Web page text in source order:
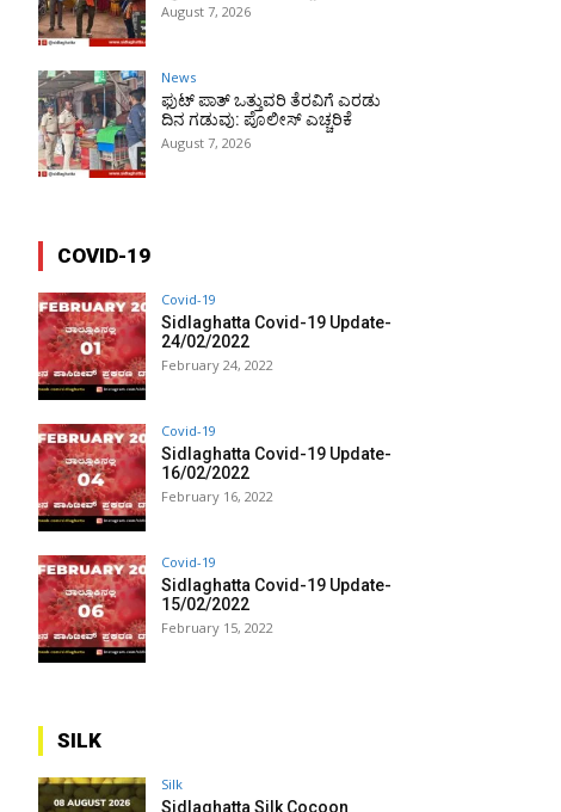
August 7, 2026
News
ಫುಟ್‌ ಪಾತ್ ಒತ್ತುವರಿ ತೆರವಿಗೆ ಎರಡು
ದಿನ ಗಡುವು: ಪೊಲೀಸ್ ಎಚ್ಚರಿಕೆ
August 7, 2026
COVID-19
Covid-19
Sidlaghatta Covid-19 Update-
24/02/2022
February 24, 2022
Covid-19
Sidlaghatta Covid-19 Update-
16/02/2022
February 16, 2022
Covid-19
Sidlaghatta Covid-19 Update-
15/02/2022
February 15, 2022
SILK
Silk
Sidlaghatta Silk Cocoon